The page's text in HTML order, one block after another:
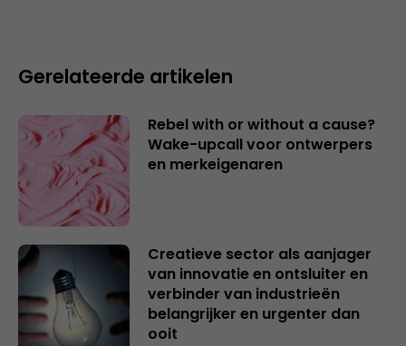
Gerelateerde artikelen
Rebel with or without a cause?
Wake-upcall voor ontwerpers
en merkeigenaren
Creatieve sector als aanjager
van innovatie en ontsluiter en
verbinder van industrieën
belangrijker en urgenter dan
ooit